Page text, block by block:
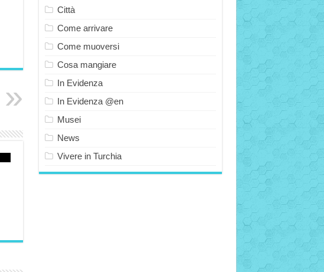
Città
Come arrivare
Come muoversi
Cosa mangiare
In Evidenza
In Evidenza @en
Musei
News
Vivere in Turchia